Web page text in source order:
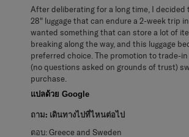
After deliberating for a long time, I decided
28" luggage that can endure a 2-week trip
wanted something that can store a lot of
breaking along the way, and this luggage
preferred choice. The promotion to trade-in
(no questions asked on grounds of trust)
purchase.
แปลด้วย Google
ถาม: เดินทางไปที่ไหนต่อไป
ตอบ:Greece and Sweden